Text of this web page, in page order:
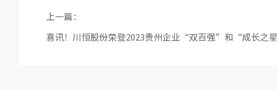
上一篇：
喜讯！川恒股份荣登2023贵州企业“双百强”和“成长之